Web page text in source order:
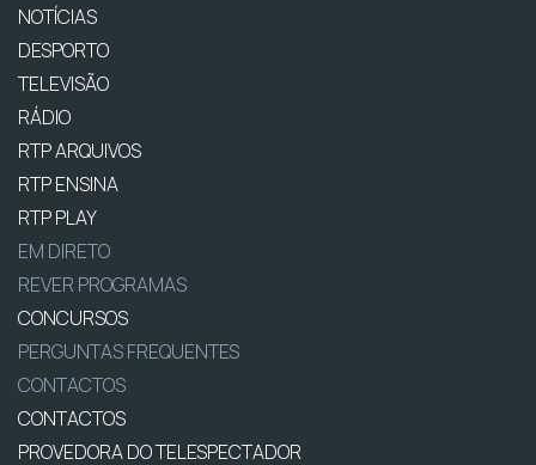
NOTÍCIAS
DESPORTO
TELEVISÃO
RÁDIO
RTP ARQUIVOS
RTP ENSINA
RTP PLAY
EM DIRETO
REVER PROGRAMAS
CONCURSOS
PERGUNTAS FREQUENTES
CONTACTOS
CONTACTOS
PROVEDORA DO TELESPECTADOR